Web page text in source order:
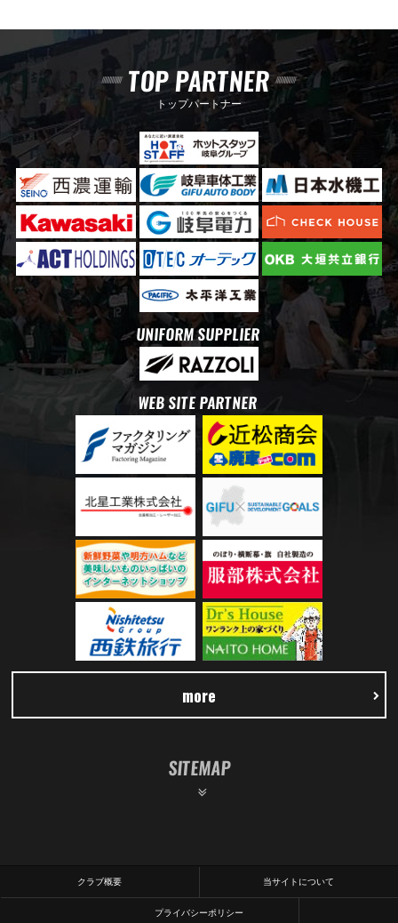
TOP PARTNER
トップパートナー
UNIFORM SUPPLIER
WEB SITE PARTNER
more
SITEMAP
クラブ概要 当サイトについて
プライバシーポリシー